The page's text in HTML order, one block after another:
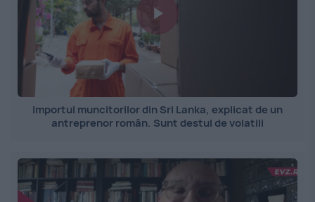
Importul muncitorilor din Sri Lanka, explicat de un
antreprenor român. Sunt destul de volatili